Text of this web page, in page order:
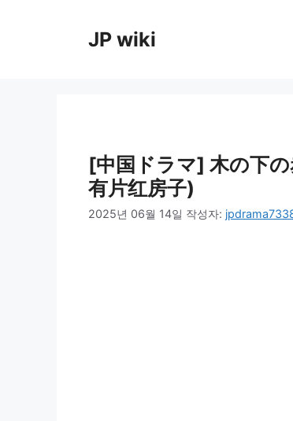
JP wiki
[中国ドラマ] 木の下
有片红房子)
2025년 06월 14일 작성자: